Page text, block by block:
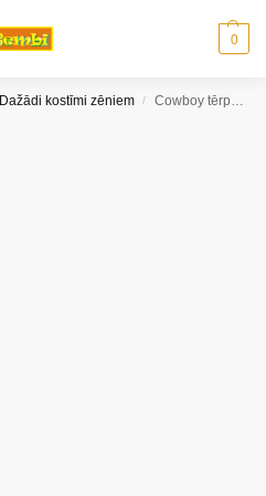
0
Dažādi kostīmi zēniem / Cowboy tērps (128-140)